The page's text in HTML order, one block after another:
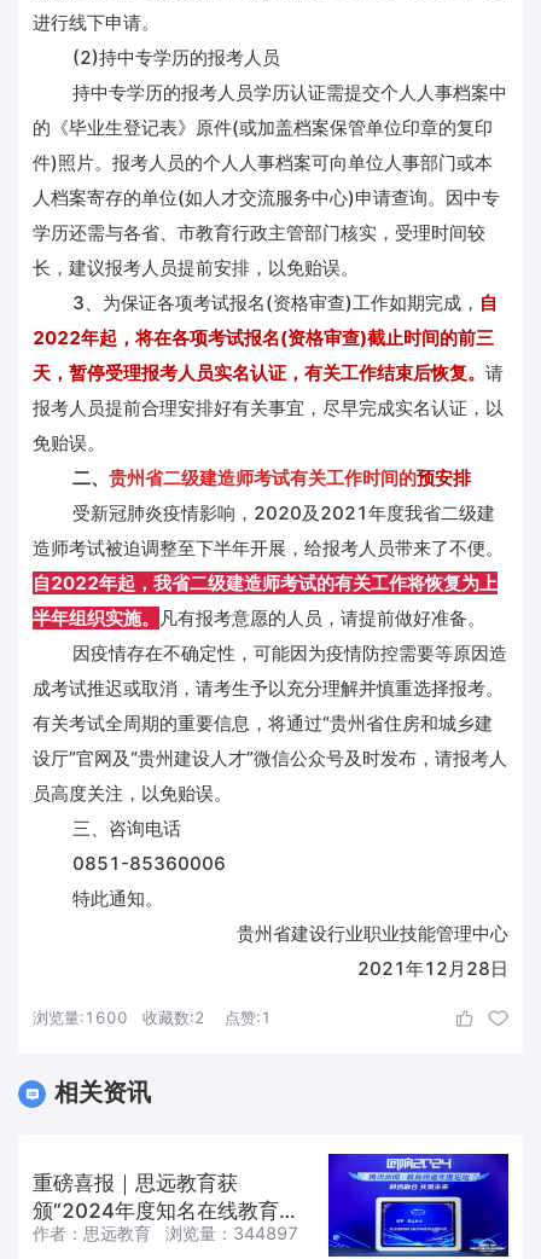
进行线下申请。
(2)持中专学历的报考人员
持中专学历的报考人员学历认证需提交个人人事档案中
的《毕业生登记表》原件(或加盖档案保管单位印章的复印
件)照片。报考人员的个人人事档案可向单位人事部门或本
人档案寄存的单位(如人才交流服务中心)申请查询。因中专
学历还需与各省、市教育行政主管部门核实，受理时间较
长，建议报考人员提前安排，以免贻误。
3、为保证各项考试报名(资格审查)工作如期完成， 自
2022年起，将在各项考试报名(资格审查)截止时间的前三
天，暂停受理报考人员实名认证，有关工作结束后恢复。 请
报考人员提前合理安排好有关事宜，尽早完成实名认证，以
免贻误。
二、贵州省二级建造师考试有关工作时间的预安排
受新冠肺炎疫情影响，2020及2021年度我省二级建
造师考试被迫调整至下半年开展，给报考人员带来了不便。
自2022年起，我省二级建造师考试的有关工作将恢复为上
半年组织实施。
凡有报考意愿的人员，请提前做好准备。
因疫情存在不确定性，可能因为疫情防控需要等原因造
成考试推迟或取消，请考生予以充分理解并慎重选择报考。
有关考试全周期的重要信息，将通过“贵州省住房和城乡建
设厅”官网及“贵州建设人才”微信公众号及时发布，请报考人
员高度关注，以免贻误。
三、咨询电话
0851-85360006
特此通知。
贵州省建设行业职业技能管理中心
2021年12月28日
浏览量:1600 收藏数:2 点赞:1
相关资讯
重磅喜报｜思远教育获
颁“2024年度知名在线教育品
牌”殊荣
作者： 思远教育浏览量： 344897